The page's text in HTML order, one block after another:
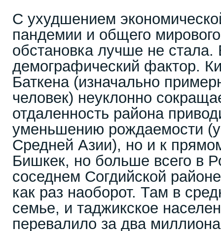
С ухудшением
пандемии и общего
обстановка лучше не стала.
демографический фактор.
Баткена (изначально
человек) неуклонно
отдаленность района
уменьшению рождаемости
Средней Азии), но и к
Бишкек, но больше всего в
соседнем Согдийской
как раз наоборот. Там в
семье, и таджикское
перевалило за два